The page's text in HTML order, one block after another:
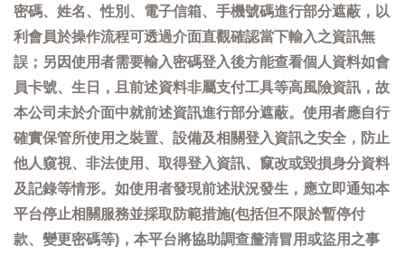
密碼、姓名、性別、電子信箱、手機號碼進行部分遮蔽，以
利會員於操作流程可透過介面直觀確認當下輸入之資訊無
誤；另因使用者需要輸入密碼登入後方能查看個人資料如會
員卡號、生日，且前述資料非屬支付工具等高風險資訊，故
本公司未於介面中就前述資訊進行部分遮蔽。使用者應自行
確實保管所使用之裝置、設備及相關登入資訊之安全，防止
他人窺視、非法使用、取得登入資訊、竄改或毀損身分資料
及記錄等情形。如使用者發現前述狀況發生，應立即通知本
平台停止相關服務並採取防範措施(包括但不限於暫停付
款、變更密碼等)，本平台將協助調查釐清冒用或盜用之事